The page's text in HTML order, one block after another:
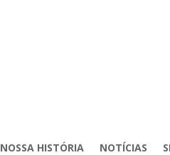
NOSSA HISTÓRIA NOTÍCIAS